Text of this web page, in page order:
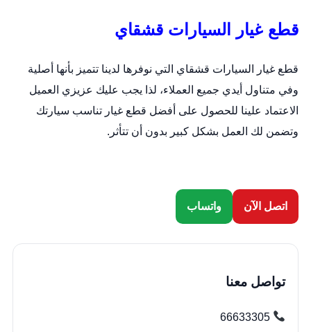
قطع غيار السيارات قشقاي
قطع غيار السيارات قشقاي التي نوفرها لدينا تتميز بأنها أصلية
وفي متناول أيدي جميع العملاء، لذا يجب عليك عزيزي العميل
الاعتماد علينا للحصول على أفضل قطع غيار تناسب سيارتك
وتضمن لك العمل بشكل كبير بدون أن تتأثر.
اتصل الآن واتساب
تواصل معنا
66633305